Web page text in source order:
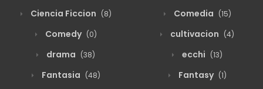
Ciencia Ficcion (8) Comedia (15)
Comedy (0) cultivacion (4)
drama (38) ecchi (13)
Fantasia (48) Fantasy (1)